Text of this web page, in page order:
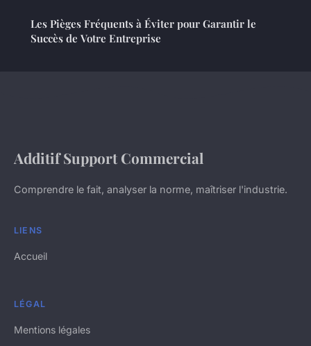
Les Pièges Fréquents à Éviter pour Garantir le
Succès de Votre Entreprise
Additif Support Commercial
Comprendre le fait, analyser la norme, maîtriser l'industrie.
LIENS
Accueil
LÉGAL
Mentions légales